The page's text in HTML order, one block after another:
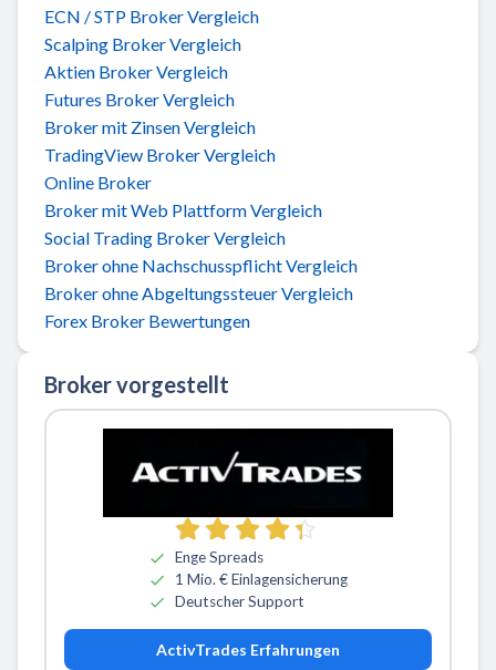
ECN / STP Broker Vergleich
Scalping Broker Vergleich
Aktien Broker Vergleich
Futures Broker Vergleich
Broker mit Zinsen Vergleich
TradingView Broker Vergleich
Online Broker
Broker mit Web Plattform Vergleich
Social Trading Broker Vergleich
Broker ohne Nachschusspflicht Vergleich
Broker ohne Abgeltungssteuer Vergleich
Forex Broker Bewertungen
Broker vorgestellt
Zu ActivTrades
Enge Spreads
1 Mio. € Einlagensicherung
Deutscher Support
ActivTrades Erfahrungen